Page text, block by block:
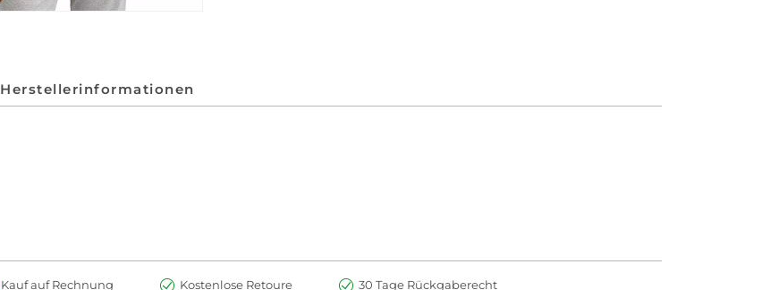
Herstellerinformationen
Kauf auf Rechnung Kostenlose Retoure 30 Tage Rückgaberecht